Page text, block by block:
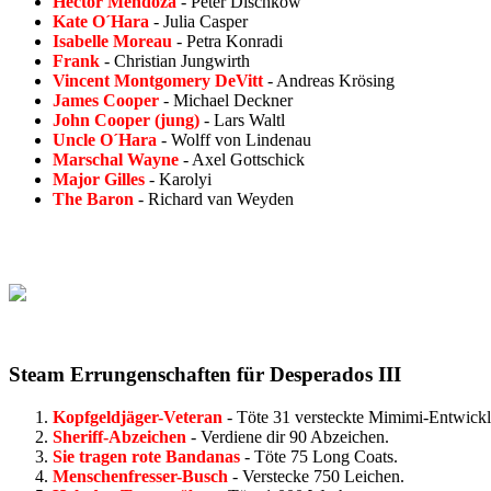
Kate O´Hara - Julia Casper
Isabelle Moreau - Petra Konradi
Frank - Christian Jungwirth
Vincent Montgomery DeVitt - Andreas Krösing
James Cooper - Michael Deckner
John Cooper (jung) - Lars Waltl
Uncle O´Hara - Wolff von Lindenau
Marschal Wayne - Axel Gottschick
Major Gilles - Karolyi
The Baron - Richard van Weyden
Steam Errungenschaften für Desperados III
Kopfgeldjäger-Veteran - Töte 31 versteckte Mimimi-
Sheriff-Abzeichen - Verdiene dir 90 Abzeichen.
Sie tragen rote Bandanas - Töte 75 Long Coats.
Menschenfresser-Busch - Verstecke 750 Leichen.